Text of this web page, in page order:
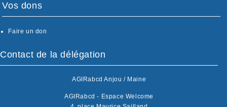
Vos dons
Faire un don
Contact de la délégation
AGIRabcd Anjou / Maine
AGIRabcd - Espace Welcome